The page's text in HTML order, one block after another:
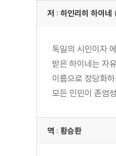
제10장 | 제11장 | 제
제18장 | 제19장 | 제
해설: 여행 문학의 새
하인리히 하이네 연보
저 : 하인리히 하이네
독일의 시인이자
받은 하이네는 자
이름으로 정당화
모든 인민이 존엄
역 : 황승환